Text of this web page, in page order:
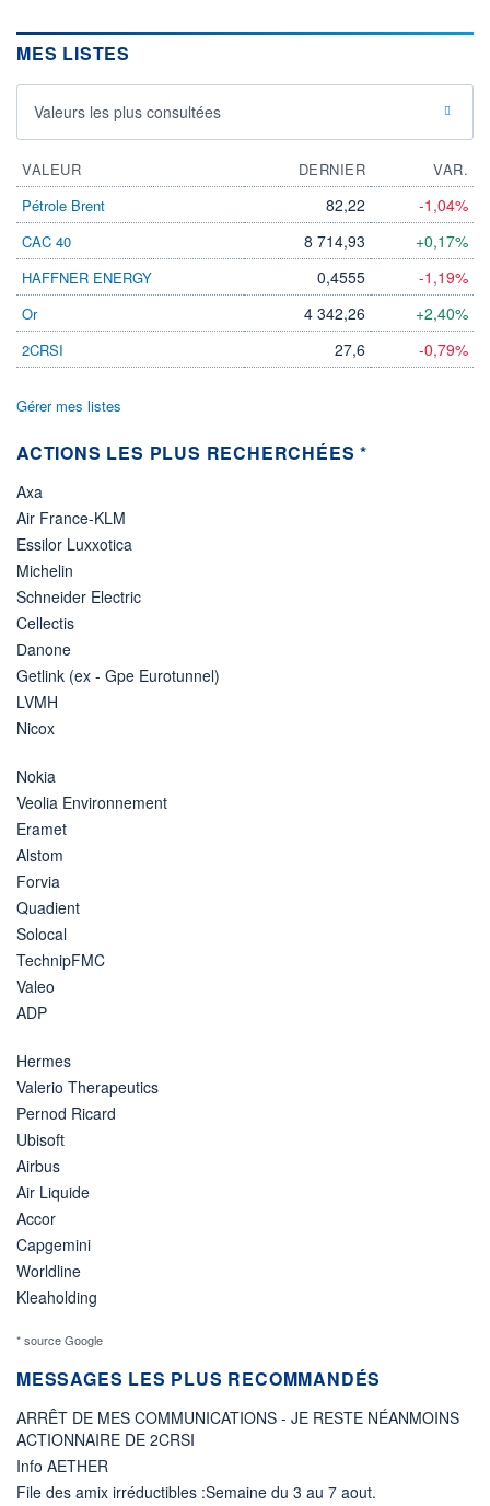
-
Non éligible
Boursobank
MES LISTES
Valeurs les plus consultées
VALEUR DERNIER
VAR.
Pétrole Brent
82,22 -1,04%
CAC 40 8 714,93 +0,17%
HAFFNER ENERGY 0,4555 -1,19%
Or 4 342,26 +2,40%
2CRSI 27,6 -0,79%
Gérer mes listes
ACTIONS LES PLUS RECHERCHÉES *
Axa
Air France-KLM
Essilor Luxxotica
Michelin
Schneider Electric
Cellectis
Danone
Getlink (ex - Gpe Eurotunnel)
LVMH
Nicox
Nokia
Veolia Environnement
Eramet
Alstom
Forvia
Quadient
Solocal
TechnipFMC
Valeo
ADP
Hermes
Valerio Therapeutics
Pernod Ricard
Ubisoft
Airbus
Air Liquide
Accor
Capgemini
Worldline
Kleaholding
* source Google
MESSAGES LES PLUS RECOMMANDÉS
ARRÊT DE MES COMMUNICATIONS - JE RESTE NÉANMOINS
ACTIONNAIRE DE 2CRSI
Info AETHER
File des amix irréductibles :Semaine du 3 au 7 aout.